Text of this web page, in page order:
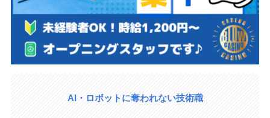
AI・ロボットに奪われない技術職